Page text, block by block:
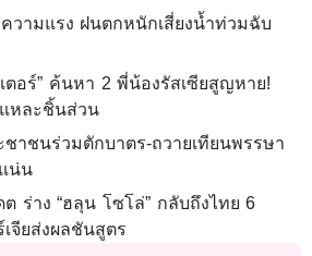
วามแรง ฝนตกหนักเสี่ยงน้ำท่วมฉับ
ตอร์” ค้นหา 2 พี่น้องรัสเซียสูญหาย!
หละชิ้นส่วน
าชนร่วมตักบาตร-ถวายเทียนพรรษา
น่น
ร่าง “ฮลุน โซโล่” กลับถึงไทย 6
จียส่งผลชันสูตร